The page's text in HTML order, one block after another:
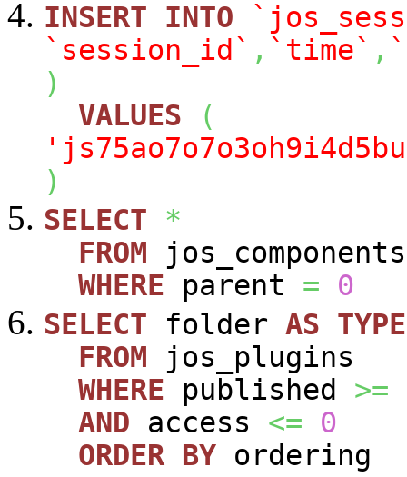
INSERT
INTO
`session_id` , `time` ,
)
VALUES
(
)
SELECT
*
FROM jos_components
WHERE parent =
0
SELECT folder AS TYPE
FROM jos_plugins
WHERE published >=
AND access <=
0
ORDER BY ordering